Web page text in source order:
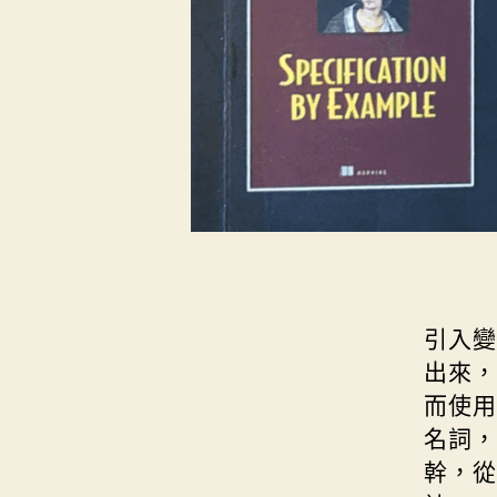
引入
出來
而使
名詞
幹，